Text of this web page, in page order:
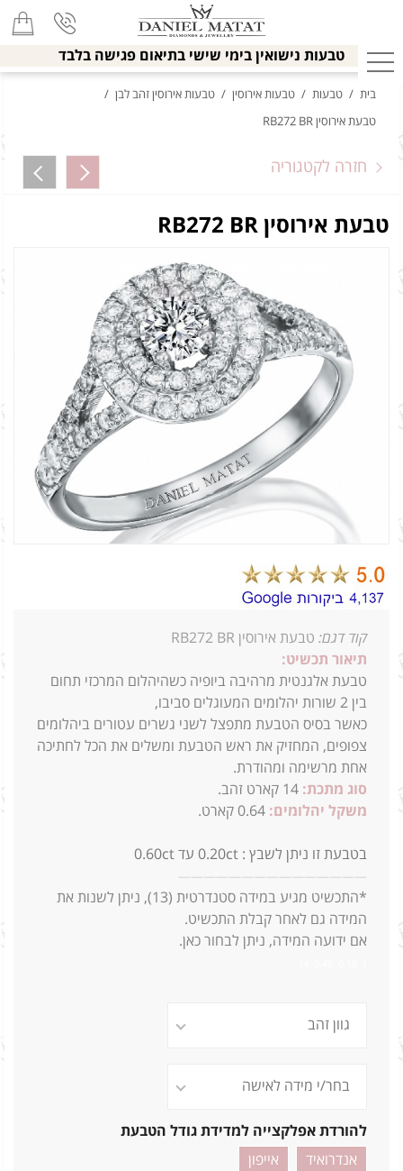
טבעות נישואין בימי שישי בתיאום פגישה בלבד
בית / טבעות / טבעות אירוסין / טבעות אירוסין זהב לבן /
טבעת אירוסין RB272 BR
חזרה לקטגוריה
טבעת אירוסין RB272 BR
קוד דגם: טבעת אירוסין RB272 BR
תיאור תכשיט:
טבעת אלגנטית מרהיבה ביופיה כשהיהלום המרכזי תחום
בין 2 שורות יהלומים המעוגלים סביבו,
כאשר בסיס הטבעת מתפצל לשני גשרים עטורים ביהלומים
צפופים, המחזיק את ראש הטבעת ומשלים את הכל לחתיכה
אחת מרשימה ומהודרת.
סוג מתכת: 14 קארט זהב.
משקל יהלומים:
בטבעת זו ניתן לשבץ : 0.20ct עד 0.60ct
—
—
—
—
—
—
—
—
—
—
—
—
—
—
—
*התכשיט מגיע במידה סטנדרטית (13),
ניתן לשנות את
המידה גם לאחר קבלת התכשיט.
אם ידועה המידה, ניתן לבחור כאן.
להורדת אפלקצייה למדידת גודל הטבעת
אנדרואיד
אייפון